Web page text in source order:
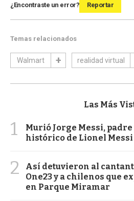
¿Encontraste un error? Reportar
Temas relacionados
Walmart realidad virtual
Las Más
1
Murió Jorge Messi,
histórico de Lionel Messi
2
Así detuvieron al
One23 y a chilenos que
en Parque Miramar